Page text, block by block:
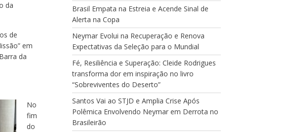
da
de
em
da
No
fim
do
Brasil Empata na Estreia e Acende Sinal de
Alerta na Copa
Neymar Evolui na Recuperação e Renova
Expectativas da Seleção para o Mundial
Fé, Resiliência e Superação: Cleide Rodrigues
transforma dor em inspiração no livro
“Sobreviventes do Deserto”
Santos Vai ao STJD e Amplia Crise Após
Polêmica Envolvendo Neymar em Derrota no
Brasileirão